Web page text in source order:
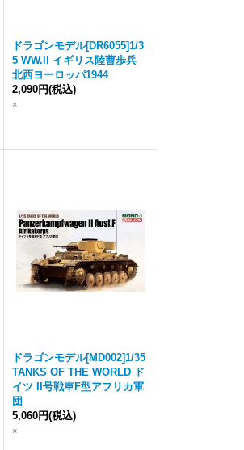
ドラゴンモデル[DR6055]1/3
5 WW.II イギリス陸曹歩兵
北西ヨーロッパ1944
2,090円(税込)
×
ドラゴンモデル[MD002]1/35
TANKS OF THE WORLD ド
イツ II号戦車F型アフリカ軍
団
5,060円(税込)
×